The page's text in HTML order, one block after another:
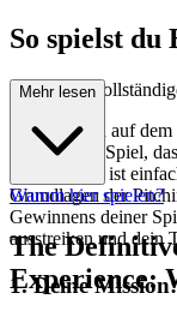
So spielst
Cup: Dein
Willkommen auf
aufregendes Spiel,
Der Einstieg ist
Grundlagen der
Gewinnens deiner
ausstreiken und dein
1. Deine
Mehr lesen
Warum hier spielen?
The
Experience: